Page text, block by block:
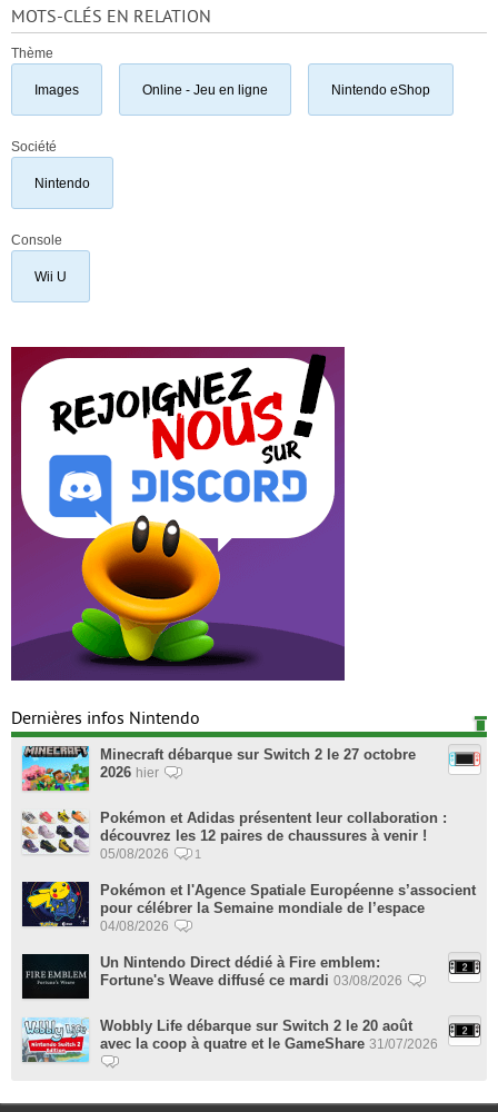
MOTS-CLÉS EN RELATION
Thème
Images Online - Jeu en ligne Nintendo eShop
Société
Nintendo
Console
Wii U
Dernières infos Nintendo
Minecraft débarque sur Switch 2 le 27 octobre
2026 hier
Pokémon et Adidas présentent leur collaboration :
découvrez les 12 paires de chaussures à venir !
05/08/2026 1
Pokémon et l'Agence Spatiale Européenne s’associent
pour célébrer la Semaine mondiale de l’espace
04/08/2026
Un Nintendo Direct dédié à Fire emblem:
Fortune's Weave diffusé ce mardi 03/08/2026
Wobbly Life débarque sur Switch 2 le 20 août
avec la coop à quatre et le GameShare 31/07/2026